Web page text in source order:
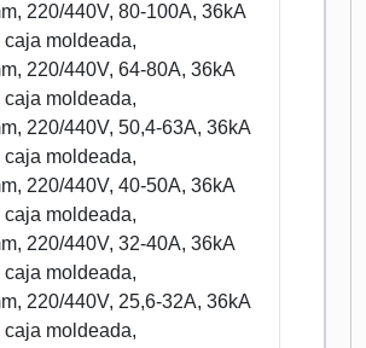
220/440V, 80-100A, 36kA
caja moldeada,
220/440V, 64-80A, 36kA
caja moldeada,
220/440V, 50,4-63A, 36kA
caja moldeada,
220/440V, 40-50A, 36kA
caja moldeada,
220/440V, 32-40A, 36kA
caja moldeada,
220/440V, 25,6-32A, 36kA
caja moldeada,